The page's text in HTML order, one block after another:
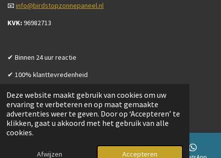
Deze website maakt gebruik van cookies om uw
ervaring te verbeteren en op maat gemaakte
advertenties weer te geven. Door op ‘Accepteren’ te
klikken, gaat u akkoord met het gebruik van alle
cookies.
Afwijzen Accepteren
📧info@birdstopzonnepaneel.nl
KVK: 96982713
✔ Binnen 24 uur reactie
✔ 100% klanttevredenheid
Openingstijden
Maandag t/m vrijdag
Zaterdag en zondag
In overleg